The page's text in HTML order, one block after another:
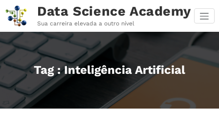
para
conteúdo
Data Science Academy
Sua carreira elevada a outro nível
Tag : Inteligência Artificial